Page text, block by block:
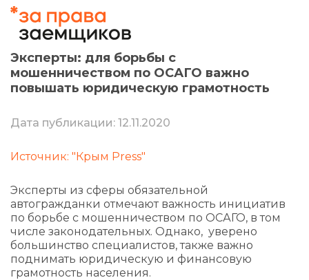
Эксперты: для борьбы с
мошенничеством по ОСАГО важно
повышать юридическую грамотность
Дата публикации: 12.11.2020
Источник: "Крым Press"
Эксперты из сферы обязательной
автогражданки отмечают важность инициатив
по борьбе с мошенничеством по ОСАГО, в том
числе законодательных. Однако, уверено
большинство специалистов, также важно
поднимать юридическую и финансовую
грамотность населения.